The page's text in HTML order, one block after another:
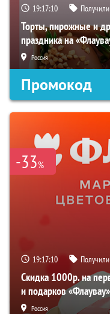
19:17:09
Торты, пирожные и
праздника на
Россия
Промокод
-33%
19:17:09
Скидка 1000р. на
и подарков «Флаувау»
Россия